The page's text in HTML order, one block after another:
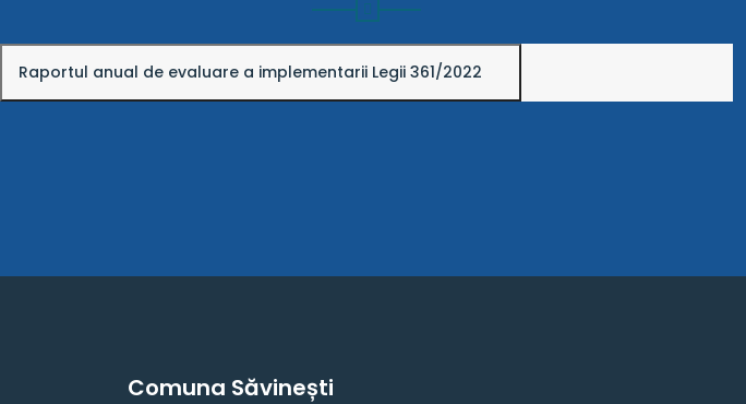
Raportul anual de evaluare a implementarii Legii 361/2022
Comuna Săvinești